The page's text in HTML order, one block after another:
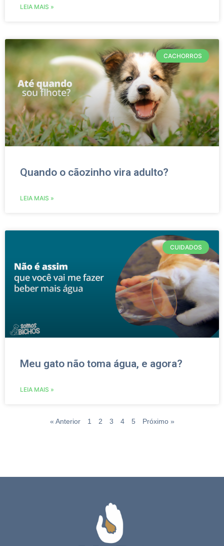
LEIA MAIS »
CACHORROS
Quando o cãozinho vira adulto?
LEIA MAIS »
CUIDADOS
Meu gato não toma água, e agora?
LEIA MAIS »
« Anterior 1 2 3 4 5 Próximo »